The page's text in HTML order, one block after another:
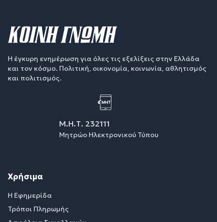
Η έγκυρη ενημέρωση για όλες τις εξελίξεις στην Ελλάδα
και τον κόσμο. Πολιτική, οικονομία, κοινωνία, αθλητισμός
και πολιτισμός.
Μ.Η.Τ. 232111
Μητρώο Ηλεκτρονικού Τύπου
Χρήσιμα
Η Εφημερίδα
Τρόποι Πληρωμής